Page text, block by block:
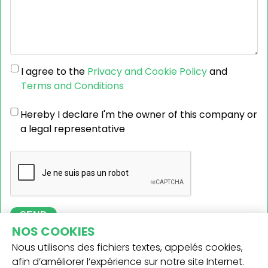
I agree to the Privacy and Cookie Policyand
Terms and Conditions
Hereby I declare I'm the owner of this company or
a legal representative
SEND
NOS COOKIES
Nous utilisons des fichiers textes, appelés cookies,
afin d’améliorer l’expérience sur notre site Internet.